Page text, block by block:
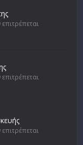
επιτρέπεται
επιτρέπεται
επιτρέπεται